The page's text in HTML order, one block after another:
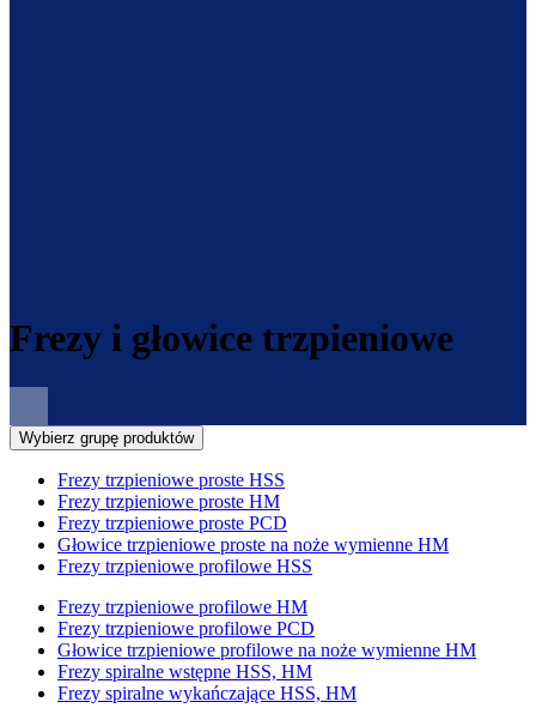
Frezy i głowice trzpieniowe
Wybierz grupę produktów
Frezy trzpieniowe proste HSS
Frezy trzpieniowe proste HM
Frezy trzpieniowe proste PCD
Głowice trzpieniowe proste na noże wymienne HM
Frezy trzpieniowe profilowe HSS
Frezy trzpieniowe profilowe HM
Frezy trzpieniowe profilowe PCD
Głowice trzpieniowe profilowe na noże wymienne HM
Frezy spiralne wstępne HSS, HM
Frezy spiralne wykańczające HSS, HM